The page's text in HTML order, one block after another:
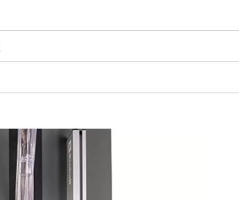
to the list of
Powered by